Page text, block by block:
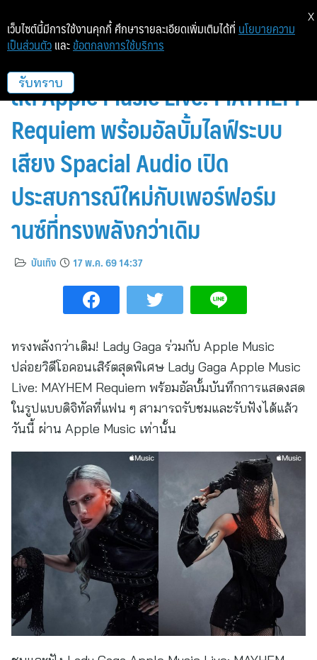
Lady Gaga ปล่อยวิดีโอการแสดง
สด Apple Music Live: MAYHEM
Requiem พร้อมอัลบั้มไลฟ์ระบบ
เสียง Spacial Audio เปิด
ประสบการณ์ใหม่กับเพอร์ฟอร์ม
านซ์ที่ทรงพลังกว่าเดิม
บันเทิง 17 พ.ค. 69 14:37
ทรงพลังกว่าเดิม! Lady Gaga ร่วมกับ Apple Music
ปล่อยวิดีโอคอนเสิร์ตสุดพิเศษ Lady Gaga Apple Music
Live: MAYHEM Requiem พร้อมอัลบั้มบันทึกการแสดงสด
ในรูปแบบดิจิทัลที่แฟน ๆ สามารถรับชมและรับฟังได้แล้ว
วันนี้ ผ่าน Apple Music เท่านั้น
เว็บไซต์นี้มีการใช้งานคุกกี้ ศึกษารายละเอียดเพิ่มเติมได้ที่ นโยบายความ
เป็นส่วนตัว และ ข้อตกลงการใช้บริการ
รับทราบ
X